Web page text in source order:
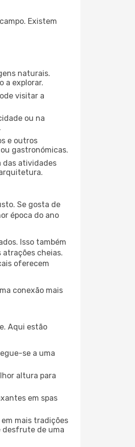
Existem
naturais.
a explorar.
visitar a
ou na
e outros
gastronómicas.
das atividades
Se gosta de
época do ano
Isso também
cheias.
oferecem
conexão mais
Aqui estão
se a uma
altura para
em spas
mais tradições
desfrute de uma